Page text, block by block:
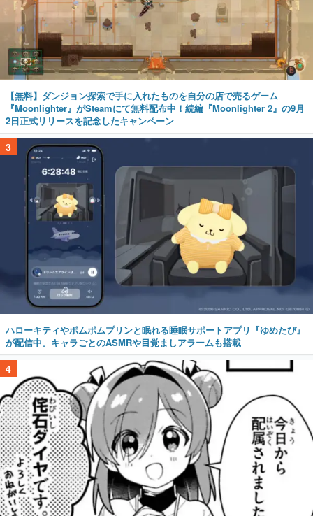
【無料】ダンジョン探索で手に入れたものを自分の店で売るゲーム
『Moonlighter』がSteamにて無料配布中！続編『Moonlighter 2』の9月
2日正式リリースを記念したキャンペーン
3
ハローキティやポムポムプリンと眠れる睡眠サポートアプリ『ゆめたび』
が配信中。キャラごとのASMRや目覚ましアラームも搭載
4